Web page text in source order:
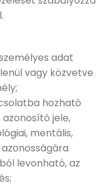
adat
vagy közvetve
hozható
jele,
mentális,
levonható, az